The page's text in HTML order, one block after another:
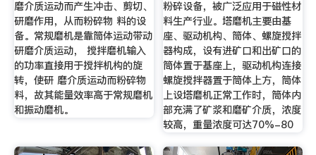
磨介质运动而产生冲击、剪切、
研磨作用，从而粉碎物 料的设
备。常规磨机是靠筒体运动带动
研磨介质运动， 搅拌磨机输入
的功率直接用于搅拌机构的旋
转，使研 磨介质运动而粉碎物
料，故其能量效率高于常规磨机
和振动磨机。
粉碎设备，被广泛应用于磁性材
料生产行业。塔磨机主要由基
座、驱动机构、筒体、螺旋搅拌
器构成，设有进矿口和出矿口的
筒体置于基座上，驱动机构连接
螺旋搅拌器置于筒体上方，筒体
上设塔磨机正常工作时，筒体内
部充满了矿浆和磨矿介质，浓度
较高，重量浓度可达70%-80